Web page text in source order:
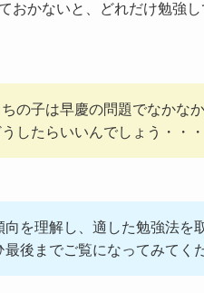
おかないと、どれだけ勉強
ちの子は早慶の問題でなかな
うしたらいいんでしょう・・
を理解し、適した勉強法を
後までご覧になってみてく